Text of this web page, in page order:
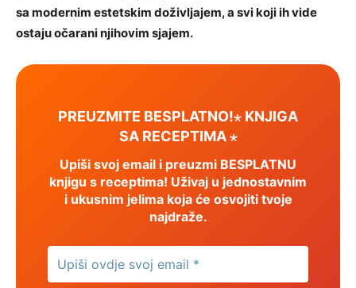
sa modernim estetskim doživljajem, a svi koji ih vide
ostaju očarani njihovim sjajem.
PREUZMITE BESPLATNO!⋆ KNJIGA
SA RECEPTIMA ⋆
Upiši svoj email i preuzmi BESPLATNU
knjigu s receptima! Uživaj u jednostavnim
i ukusnim jelima koja će osvojiti tvoje
najdraže.